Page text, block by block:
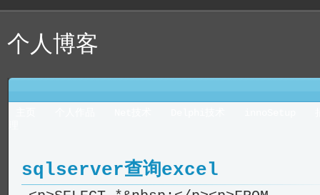
个人博客
sqlserver查询excel